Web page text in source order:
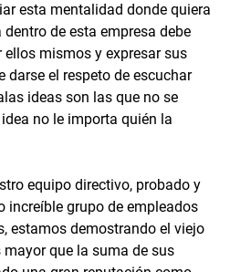
esta mentalidad donde quiera
de esta empresa debe
mismos y expresar sus
darse el respeto de escuchar
ideas son las que no se
no le importa quién la
equipo directivo, probado y
increíble grupo de empleados
estamos demostrando el viejo
mayor que la suma de sus